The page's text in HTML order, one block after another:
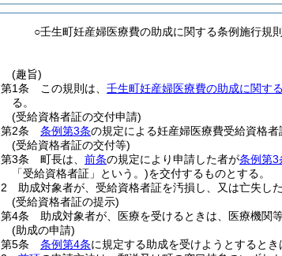
○壬生町妊産婦医療費の助成に関する条例施行規則
(趣旨)
第1条
この規則は、 壬生町妊産婦医療費の助成に関す
る。
(受給資格者証の交付申請)
第2条
条例第3条の規定による妊産婦医療費受給資格者
(受給資格者証の交付等)
第3条
町長は、 前条の規定により申請した者が条例第3
「受給資格者証」という。)を交付するものとする。
2
助成対象者が、受給資格者証を汚損し、又は亡失した
(受給資格者証の提示)
第4条
助成対象者が、医療を受けるときは、医療機関
(助成の申請)
第5条
条例第4条に規定する助成を受けようとするとき